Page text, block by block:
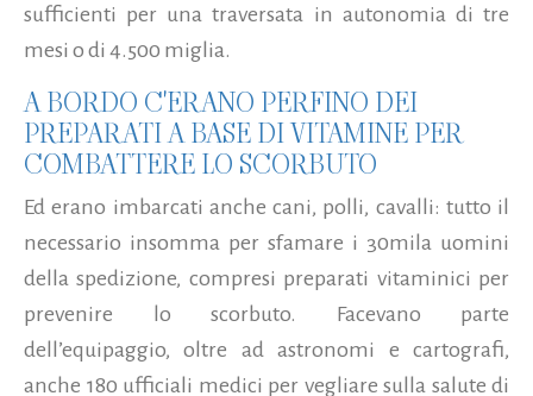
sufficienti per una traversata in autonomia di tre
mesi o di 4.500 miglia.
A BORDO C'ERANO PERFINO DEI
PREPARATI A BASE DI VITAMINE PER
COMBATTERE LO SCORBUTO
Ed erano imbarcati anche cani, polli, cavalli: tutto il
necessario insomma per sfamare i 30mila uomini
della spedizione, compresi preparati vitaminici per
prevenire lo scorbuto. Facevano parte
dell’equipaggio, oltre ad astronomi e cartografi,
anche 180 ufficiali medici per vegliare sulla salute di